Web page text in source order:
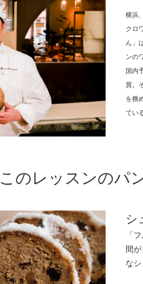
横浜
クロ
ん」
ンの
国内
賞。
を務
てい
このレッスンのパ
シ
「
間
な
月額コース
公開されている講座を全て視聴いただ
作りを学びたい方におすす
¥4,320
お申し込み